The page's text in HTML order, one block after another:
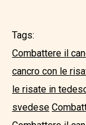
Tags:
Combattere il
cancro con le
le risate in
svedese